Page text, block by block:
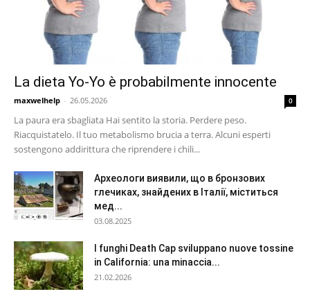
La dieta Yo-Yo è probabilmente innocente
maxwelhelp - 26.05.2026 0
La paura era sbagliata Hai sentito la storia. Perdere peso.
Riacquistatelo. Il tuo metabolismo brucia a terra. Alcuni esperti
sostengono addirittura che riprendere i chili...
Археологи виявили, що в бронзових
глечиках, знайдених в Італії, міститься
мед...
03.08.2025
I funghi Death Cap sviluppano nuove tossine
in California: una minaccia...
21.02.2026